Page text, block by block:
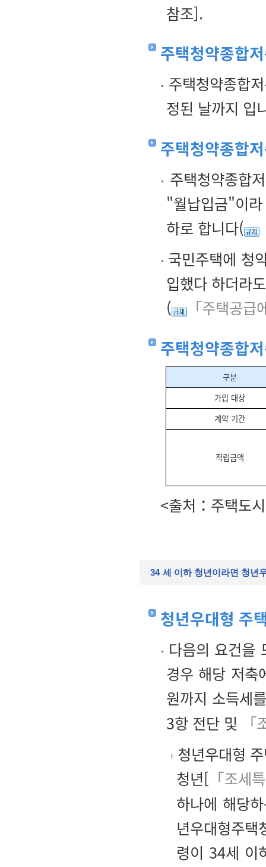
참조].
주택청약종합
주택청약종합
정된 날까지 입
주택청약종합
주택청약종합
"월납입금"이
하로 합니다(
국민주택에 청
입했다 하더라
(
「주택공
주택청약종합
구분
가입 대상
계약 기간
적립금액
<출처：주택도
34 세 이하 청년이라면 청년
청년우대형 주
다음의 요건을
경우 해당 저축
원까지 소득세
3항 전단 및
청년우대형
청년[ 「조세
하나에 해당
년우대형주
령이 34세 이